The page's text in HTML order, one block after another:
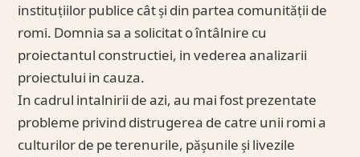
instituṭiilor publice cât și din partea comunităṭii de
romi. Domnia sa a solicitat o întâlnire cu
proiectantul constructiei, in vederea analizarii
proiectului in cauza.
In cadrul intalnirii de azi, au mai fost prezentate
probleme privind distrugerea de catre unii romi a
culturilor de pe terenurile, pășunile și livezile